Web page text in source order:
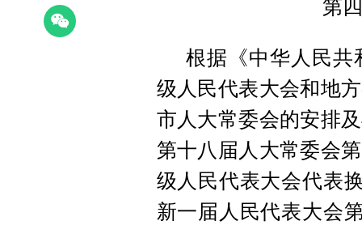
第
根据《中华人民共
级人民代表大会和地
市人大常委会的安排
第十八届人大常委会
级人民代表大会代表
新一届人民代表大会